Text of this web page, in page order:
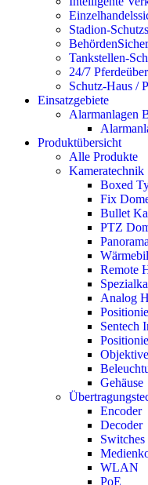
Stadion-
Tankstellen-
24/7
Schutz-Haus /
Einsatzgebiete
Alarmanlagen
Produktübersicht
Alle Produkte
Kameratechnik
Boxed
Fix
Bullet
PTZ
Panorama
Remote
Analog
Sentech
Objektive
Gehäuse
Encoder
Decoder
Switches
WLAN
PoE